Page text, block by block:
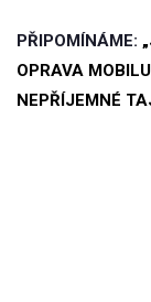
PŘIPOMÍNÁME:
OPRAVA
NEPŘÍJEMNÉ